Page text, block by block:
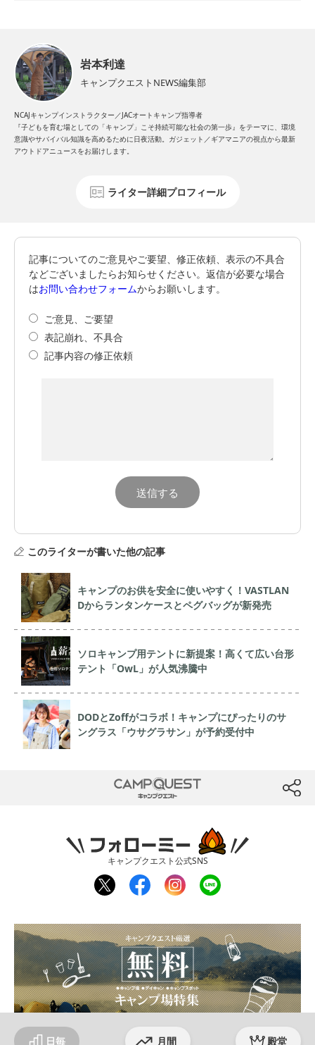
岩本利達
キャンプクエストNEWS編集部
NCAJキャンプインストラクター／JACオートキャンプ指導者
『子どもを育む場としての「キャンプ」こそ持続可能な社会の第一歩』をテーマに、環境
意識やサバイバル知識を高めるために日夜活動。ガジェット／ギアマニアの視点から最新
アウトドアニュースをお届けします。
ライター詳細プロフィール
記事についてのご意見やご要望、修正依頼、表示の不具合
などございましたらお知らせください。返信が必要な場合
はお問い合わせフォームからお願いします。
ご意見、ご要望
表記崩れ、不具合
記事内容の修正依頼
このライターが書いた他の記事
キャンプのお供を安全に使いやすく！VASTLAN
Dからランタンケースとペグバッグが新発売
ソロキャンプ用テントに新提案！高くて広い台形
テント「OwL」が人気沸騰中
DODとZoffがコラボ！キャンプにぴったりのサ
ングラス「ウサグラサン」が予約受付中
btn
CAMP QUEST
キャンプクエスト公式SNS
twit
ter
fac
ebo
inst
agr
line
日毎 月間 殿堂